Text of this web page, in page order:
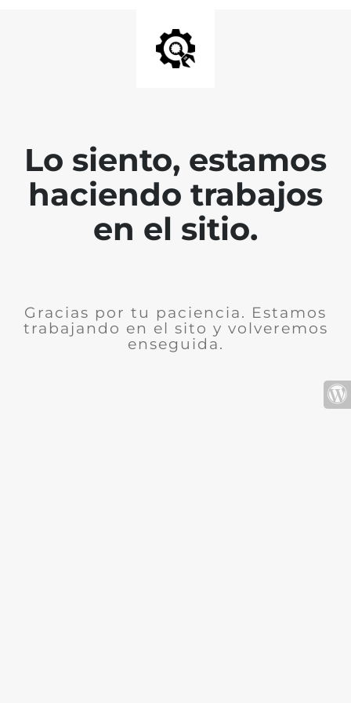
Lo siento, estamos
haciendo trabajos
en el sitio.
Gracias por tu paciencia. Estamos
trabajando en el sito y volveremos
enseguida.